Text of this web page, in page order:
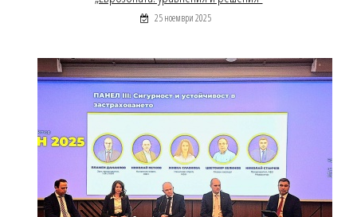
25 ноември 2025